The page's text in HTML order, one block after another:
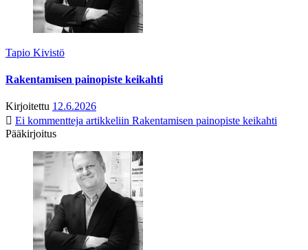
Tapio Kivistö
Rakentamisen painopiste keikahti
Kirjoitettu 12.6.2026
Ei kommentteja artikkeliin Rakentamisen painopiste keikahti
Pääkirjoitus